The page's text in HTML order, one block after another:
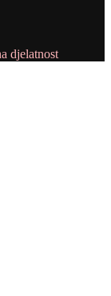
djelatnost